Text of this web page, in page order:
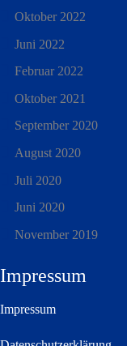
Oktober 2022
Juni 2022
Februar 2022
Oktober 2021
September 2020
August 2020
Juli 2020
Juni 2020
November 2019
Impressum
Impressum